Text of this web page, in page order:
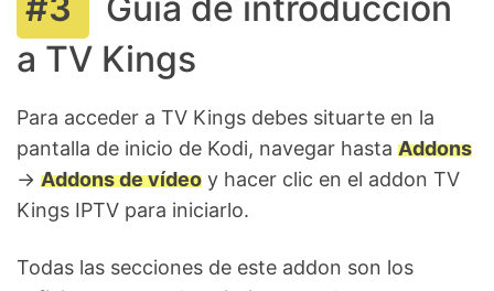
a TV Kings
Para acceder a TV Kings debes situarte en la
pantalla de inicio de Kodi, navegar hasta Addons
-> Addons de vídeo y hacer clic en el addon TV
Kings IPTV para iniciarlo.
Todas las secciones de este addon son los